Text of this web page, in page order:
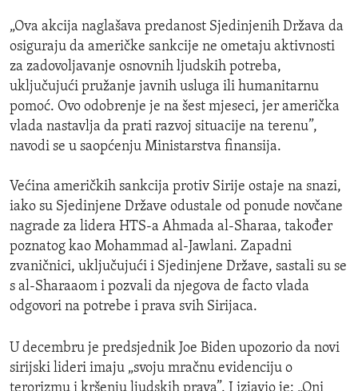
„Ova akcija naglašava predanost Sjedinjenih Država da
osiguraju da američke sankcije ne ometaju aktivnosti
za zadovoljavanje osnovnih ljudskih potreba,
uključujući pružanje javnih usluga ili humanitarnu
pomoć. Ovo odobrenje je na šest mjeseci, jer američka
vlada nastavlja da prati razvoj situacije na terenu”,
navodi se u saopćenju Ministarstva finansija.
Većina američkih sankcija protiv Sirije ostaje na snazi,
iako su Sjedinjene Države odustale od ponude novčane
nagrade za lidera HTS-a Ahmada al-Sharaa, također
poznatog kao Mohammad al-Jawlani. Zapadni
zvaničnici, uključujući i Sjedinjene Države, sastali su se
s al-Sharaaom i pozvali da njegova de facto vlada
odgovori na potrebe i prava svih Sirijaca.
U decembru je predsjednik Joe Biden upozorio da novi
sirijski lideri imaju „svoju mračnu evidenciju o